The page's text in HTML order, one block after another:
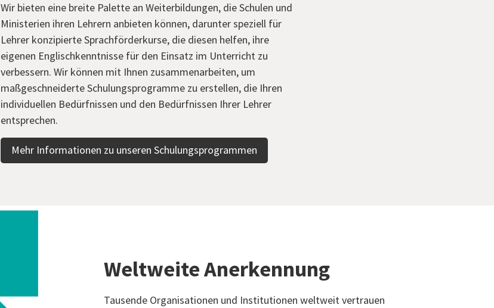
Wir bieten eine breite Palette an Weiterbildungen, die Schulen und
Ministerien ihren Lehrern anbieten können, darunter speziell für
Lehrer konzipierte Sprachförderkurse, die diesen helfen, ihre
eigenen Englischkenntnisse für den Einsatz im Unterricht zu
verbessern. Wir können mit Ihnen zusammenarbeiten, um
maßgeschneiderte Schulungsprogramme zu erstellen, die Ihren
individuellen Bedürfnissen und den Bedürfnissen Ihrer Lehrer
entsprechen.
Mehr Informationen zu unseren Schulungsprogrammen
Weltweite Anerkennung
Tausende Organisationen und Institutionen weltweit vertrauen